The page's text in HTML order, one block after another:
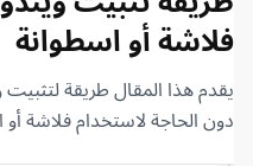
فلاشة أو اسطوانة
دون الحاجة لاستخدام فلاشة أو